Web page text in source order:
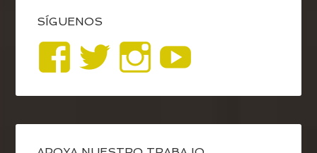
SÍGUENOS
Ver
perfil
de
Ver
perfil
de
Ver
perfil
de